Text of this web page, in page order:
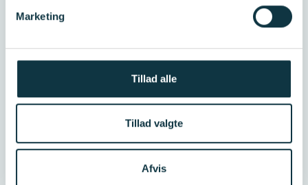
Marketing
Tillad alle
Tillad valgte
Afvis
2.000
aktive projekter i 2025
årlige ansøgninger